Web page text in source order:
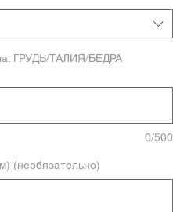
ГРУДЬ/ТАЛИЯ/БЕДРА
0/500
(необязательно)